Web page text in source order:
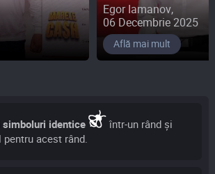
Egor Iamanov,
06 Decembrie 2025
Află mai mult
simboluri identice
într-un rând și
acest rând.